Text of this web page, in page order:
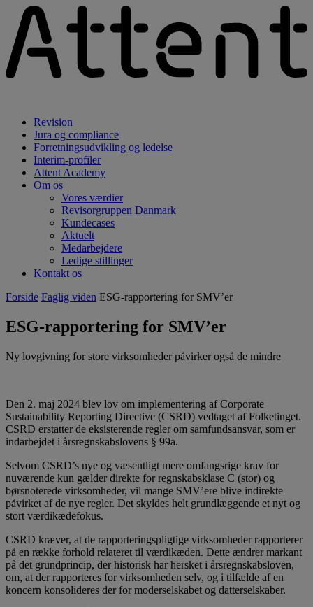
Revision
Jura og compliance
Forretningsudvikling og ledelse
Interim-profiler
Attent Academy
Om os
Vores værdier
Revisorgruppen Danmark
Kundecases
Aktuelt
Medarbejdere
Ledige stillinger
Kontakt os
Forside Faglig viden ESG-rapportering for SMV’er
ESG-rapportering for SMV’er
Ny lovgivning for store virksomheder påvirker også de mindre
Den 2. maj 2024 blev lov om implementering af Corporate
Sustainability Reporting Directive (CSRD) vedtaget af Folketinget.
CSRD erstatter de eksisterende regler om samfundsansvar, som er
indarbejdet i årsregnskabslovens § 99a.
Selvom CSRD’s nye og væsentligt mere omfangsrige krav for
nuværende kun gælder direkte for regnskabsklase C (stor) og
børsnoterede virksomheder, vil mange SMV’ere blive indirekte
påvirket af de nye regler. Det skyldes helt grundlæggende et nyt og
stort værdikædefokus.
CSRD kræver, at de rapporteringspligtige virksomheder rapporterer
på en række forhold relateret til værdikæden. Dette ændrer markant
på det grundprincip, der historisk har hersket i årsregnskabsloven,
om, at der rapporteres for virksomheden selv, og i tilfælde af en
koncern konsolideres der for moderselskabet og datterselskaber.